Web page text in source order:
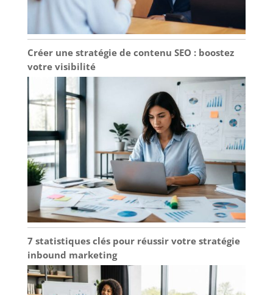
Créer une stratégie de contenu SEO : boostez
votre visibilité
7 statistiques clés pour réussir votre stratégie
inbound marketing